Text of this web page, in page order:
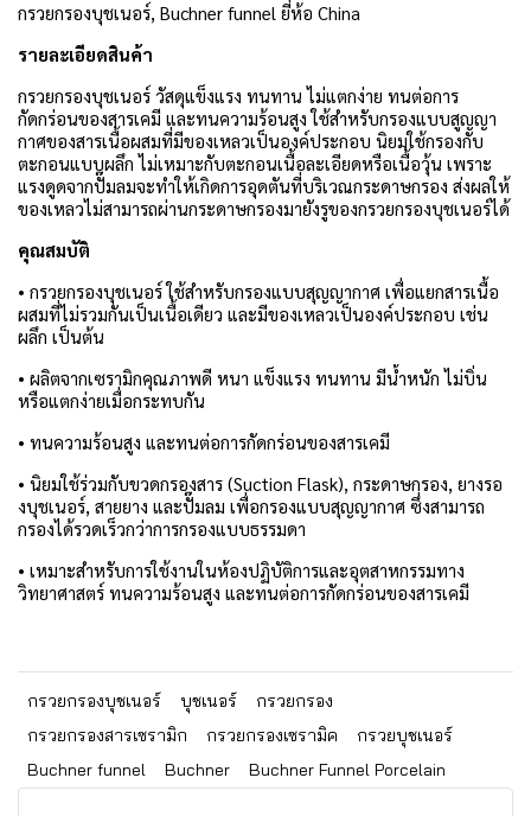
กรวยกรองบุชเนอร์, Buchner funnel ยี่ห้อ China
รายละเอียดสินค้า
กรวยกรองบุชเนอร์ วัสดุแข็งแรง ทนทาน ไม่แตกง่าย ทนต่อการ
กัดกร่อนของสารเคมี และทนความร้อนสูง ใช้สำหรับกรองแบบสูญญา
กาศของสารเนื้อผสมที่มีของเหลวเป็นองค์ประกอบ นิยมใช้กรองกับ
ตะกอนแบบผลึก ไม่เหมาะกับตะกอนเนื้อละเอียดหรือเนื้อวุ้น เพราะ
แรงดูดจากปั๊มลมจะทำให้เกิดการอุดตันที่บริเวณกระดาษกรอง ส่งผลให้
ของเหลวไม่สามารถผ่านกระดาษกรองมายังรูของกรวยกรองบุชเนอร์ได้
คุณสมบัติ
• กรวยกรองบุชเนอร์ ใช้สำหรับกรองแบบสุญญากาศ เพื่อแยกสารเนื้อ
ผสมที่ไม่รวมกันเป็นเนื้อเดียว และมีของเหลวเป็นองค์ประกอบ เช่น
ผลึก เป็นต้น
• ผลิตจากเซรามิกคุณภาพดี หนา แข็งแรง ทนทาน มีน้ำหนัก ไม่บิ่น
หรือแตกง่ายเมื่อกระทบกัน
• ทนความร้อนสูง และทนต่อการกัดกร่อนของสารเคมี
• นิยมใช้ร่วมกับขวดกรองสาร (Suction Flask), กระดาษกรอง, ยางรอ
งบุชเนอร์, สายยาง และปั๊มลม เพื่อกรองแบบสุญญากาศ ซึ่งสามารถ
กรองได้รวดเร็วกว่าการกรองแบบธรรมดา
• เหมาะสำหรับการใช้งานในห้องปฏิบัติการและอุตสาหกรรมทาง
วิทยาศาสตร์ ทนความร้อนสูง และทนต่อการกัดกร่อนของสารเคมี
กรวยกรองบุชเนอร์ บุชเนอร์
กรวยกรอง
กรวยกรองสารเซรามิก
กรวยกรองเซรามิค
กรวยบุชเนอร์
Buchner funnel
Buchner Buchner Funnel Porcelain